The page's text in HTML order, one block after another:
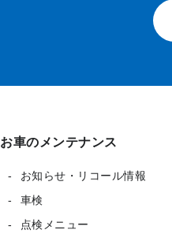
お車のメンテナンス
お知らせ・リコール情報
車検
点検メニュー